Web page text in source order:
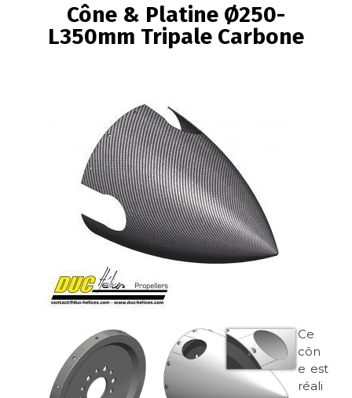
D'ARIANE
Cône & Platine Ø250-
L350mm Tripale Carbone
Image
Ce
côn
e est
réali